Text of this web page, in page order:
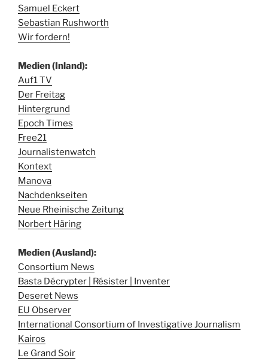
Samuel Eckert
Sebastian Rushworth
Wir fordern!
Medien (Inland):
Auf1 TV
Der Freitag
Hintergrund
Epoch Times
Free21
Journalistenwatch
Kontext
Manova
Nachdenkseiten
Neue Rheinische Zeitung
Norbert Häring
Medien (Ausland):
Consortium News
Basta Décrypter | Résister | Inventer
Deseret News
EU Observer
International Consortium of Investigative Journalism
Kairos
Le Grand Soir